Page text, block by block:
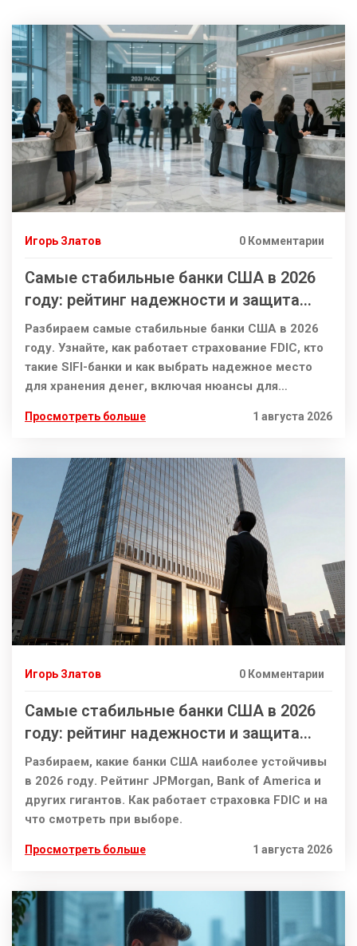
Игорь Златов 0 Комментарии
Самые стабильные банки США в 2026
году: рейтинг надежности и защита
вкладов
Разбираем самые стабильные банки США в 2026
году. Узнайте, как работает страхование FDIC, кто
такие SIFI-банки и как выбрать надежное место
для хранения денег, включая нюансы для
Просмотреть больше 1 августа 2026
Игорь Златов 0 Комментарии
Самые стабильные банки США в 2026
году: рейтинг надежности и защита
вкладов
Разбираем, какие банки США наиболее устойчивы
в 2026 году. Рейтинг JPMorgan, Bank of America и
других гигантов. Как работает страховка FDIC и на
что смотреть при выборе.
Просмотреть больше 1 августа 2026